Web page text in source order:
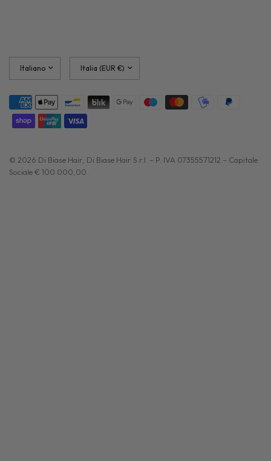
paese/area
© 2026 Di Biase Hair, Di Biase Hair S.r.l. – P. IVA 07355571212 – Capitale
Sociale € 100.000,00 .